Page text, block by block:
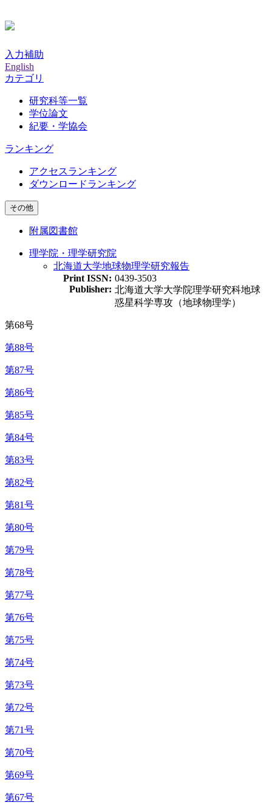
入力補助
English
カテゴリ
研究科等一覧
学位論文
紀要・学協会
ランキング
アクセスランキング
ダウンロードランキング
その他
附属図書館
理学院・理学研究院
北海道大学地球物理学研究報告
Print ISSN: 0439-3503
Publisher: 北海道大学大学院理学研究科地球
惑星科学専攻（地球物理学）
第68号
第88号
第87号
第86号
第85号
第84号
第83号
第82号
第81号
第80号
第79号
第78号
第77号
第76号
第75号
第74号
第73号
第72号
第71号
第70号
第69号
第67号